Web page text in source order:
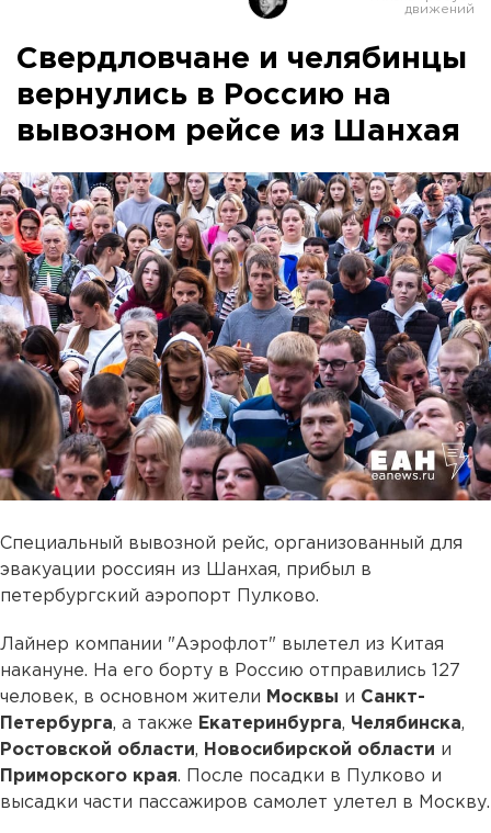
Свердловчане и челябинцы
вернулись в Россию на
вывозном рейсе из Шанхая
Специальный вывозной рейс, организованный для
эвакуации россиян из Шанхая, прибыл в
петербургский аэропорт Пулково.
Лайнер компании "Аэрофлот" вылетел из Китая
накануне. На его борту в Россию отправились 127
человек, в основном жители Москвы и Санкт-
Петербурга, а также Екатеринбурга, Челябинска,
Ростовской области, Новосибирской области и
Приморского края. После посадки в Пулково и
высадки части пассажиров самолет улетел в Москву.